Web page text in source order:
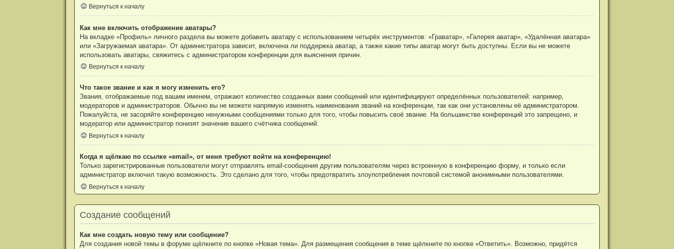
Вернуться к началу
Как мне включить отображение аватары?
На вкладке «Профиль» личного раздела вы можете добавить аватару с использованием четырёх инструментов: «Граватар», «Галерея аватар», «Удалённая аватара»
или «Загружаемая аватара». От администратора зависит, включена ли поддержка аватар, а также какие типы аватар могут быть доступны. Если вы не можете
использовать аватары, свяжитесь с администратором конференции для выяснения причин.
Вернуться к началу
Что такое звание и как я могу изменить его?
Звания, отображаемые под вашим именем, отражают количество созданных вами сообщений или идентифицируют определённых пользователей: например,
модераторов и администраторов. Обычно вы не можете напрямую изменять наименования званий на конференции, так как они установлены её администратором.
Пожалуйста, не засоряйте конференцию ненужными сообщениями только для того, чтобы повысить своё звание. На большинстве конференций это запрещено, и
модератор или администратор понизят значение вашего счётчика сообщений.
Вернуться к началу
Когда я щёлкаю по ссылке «email», от меня требуют войти на конференцию!
Только зарегистрированные пользователи могут отправлять email-сообщения другим пользователям через встроенную в конференцию форму, и только если
администратор включил такую возможность. Это сделано для того, чтобы предотвратить злоупотребления почтовой системой анонимными пользователями.
Вернуться к началу
Создание сообщений
Как мне создать новую тему или сообщение?
Для создания новой темы в форуме щёлкните по кнопке «Новая тема». Для размещения сообщения в теме щёлкните по кнопке «Ответить». Возможно, придётся